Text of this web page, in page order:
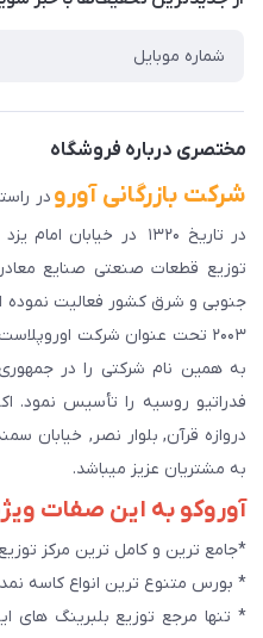
راهنمای ثبت سفارش
سوالات متداول
مختصری درباره فروشگاه
شرکت بازرگانی آورو در
در تاریخ ۱۳۲۰ در
توزیع قطعات صنعتی صنایع
جنوبی و شرق کشور فعالیت نموده
به همین نام شرکتی را در
فدراتیو روسیه را تأسیس نمود.
به مشتریان عزیز میباشد.
آوروکو به این صفات
*جامع ترین و کامل ترین مرکز
* بورس متنوع ترین انواع کاسه